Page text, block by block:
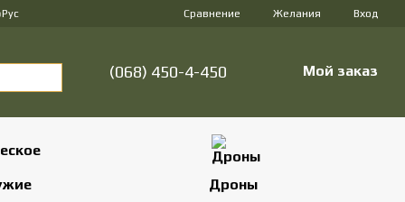
Рус Сравнение Желания Вход
(068) 450-4-450 Мой заказ
Дроны